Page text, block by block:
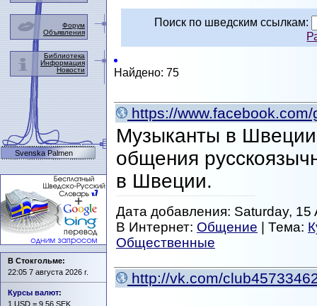
Поиск по шведским ссылкам:
Найдено: 75
https://
Музыканты в Швеции
общения
в Швеции.
Дата добавления: Saturday,
В Интернет: Общение | Тема:
Общественные
http://vk.com/
Форум
Объявления
Библиотека
Информация
Новости
Svenska Palmen
В Стокгольме:
22:05 7 августа 2026 г.
Курсы валют:
1 USD = 9,56 SEK